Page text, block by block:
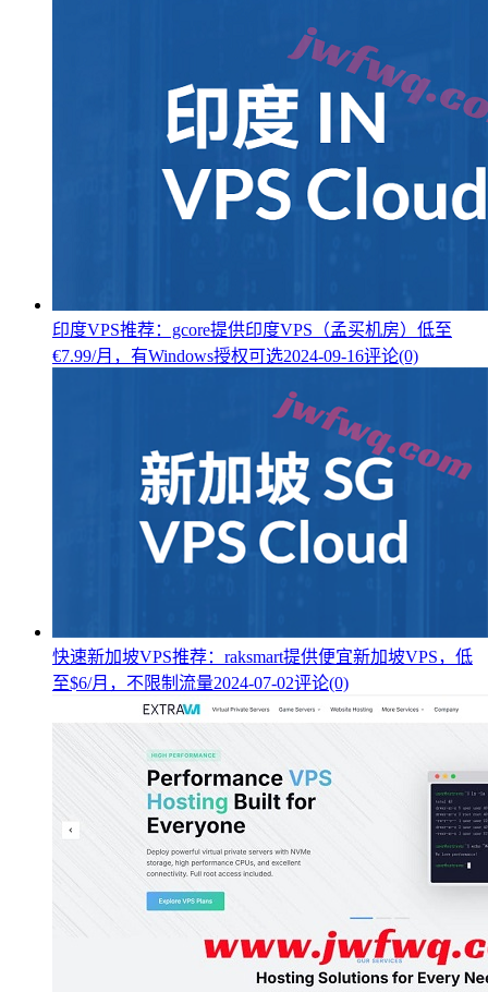
印度VPS推荐：gcore提供印度VPS（孟买机房）低至
€7.99/月，有Windows授权可选2024-09-16评论(0)
快速新加坡VPS推荐：raksmart提供便宜新加坡VPS，低
至$6/月，不限制流量2024-07-02评论(0)